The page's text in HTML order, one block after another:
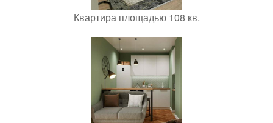
Квартира площадью 108 кв.